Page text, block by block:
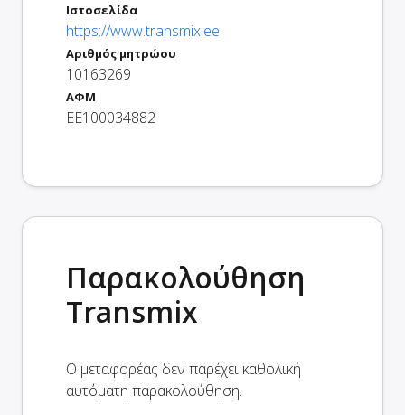
Ιστοσελίδα
https://www.transmix.ee
Αριθμός μητρώου
10163269
ΑΦΜ
EE100034882
Παρακολούθηση
Transmix
Ο μεταφορέας δεν παρέχει καθολική
αυτόματη παρακολούθηση.